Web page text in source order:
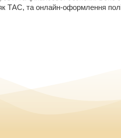
як ТАС, та онлайн-оформлення